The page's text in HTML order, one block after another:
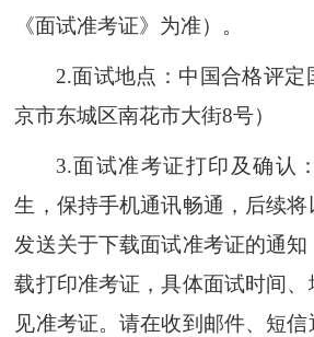
《面试准考证》为准）。
2.面试地点：中国合格评
京市东城区南花市大街8号）
3.面试准考证打印及确认
生，保持手机通讯畅通，后续
发送关于下载面试准考证的通
载打印准考证，具体面试时间
见准考证。请在收到邮件、短